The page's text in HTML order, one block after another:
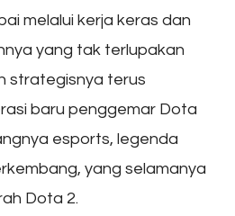
melalui kerja keras dan
yang tak terlupakan
strategisnya terus
baru penggemar Dota
esports, legenda
yang selamanya
Dota 2.